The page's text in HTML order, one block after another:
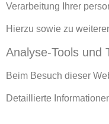
Verarbeitung Ihrer
Hierzu sowie zu
Analyse-Tools und
Beim Besuch dieser
Detaillierte